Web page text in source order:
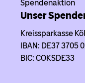
Unser
Kreissparkasse
IBAN: DE37 3705
BIC: COKSDE33